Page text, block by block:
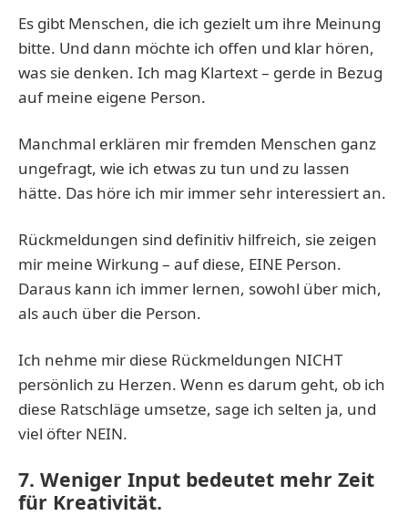
Es gibt Menschen, die ich gezielt um ihre Meinung
bitte. Und dann möchte ich offen und klar hören,
was sie denken. Ich mag Klartext – gerde in Bezug
auf meine eigene Person.
Manchmal erklären mir fremden Menschen ganz
ungefragt, wie ich etwas zu tun und zu lassen
hätte. Das höre ich mir immer sehr interessiert an.
Rückmeldungen sind definitiv hilfreich, sie zeigen
mir meine Wirkung – auf diese, EINE Person.
Daraus kann ich immer lernen, sowohl über mich,
als auch über die Person.
Ich nehme mir diese Rückmeldungen NICHT
persönlich zu Herzen. Wenn es darum geht, ob ich
diese Ratschläge umsetze, sage ich selten ja, und
viel öfter NEIN.
7. Weniger Input bedeutet mehr Zeit
für Kreativität.